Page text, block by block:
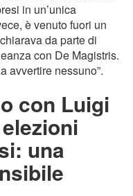
in un’unica
è venuto fuori un
da parte di
con De Magistris.
avvertire nessuno”.
con Luigi
una